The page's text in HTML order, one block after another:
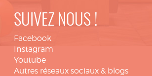
SUIVEZ NOUS !
Facebook
Instagram
Youtube
Autres réseaux sociaux & blogs